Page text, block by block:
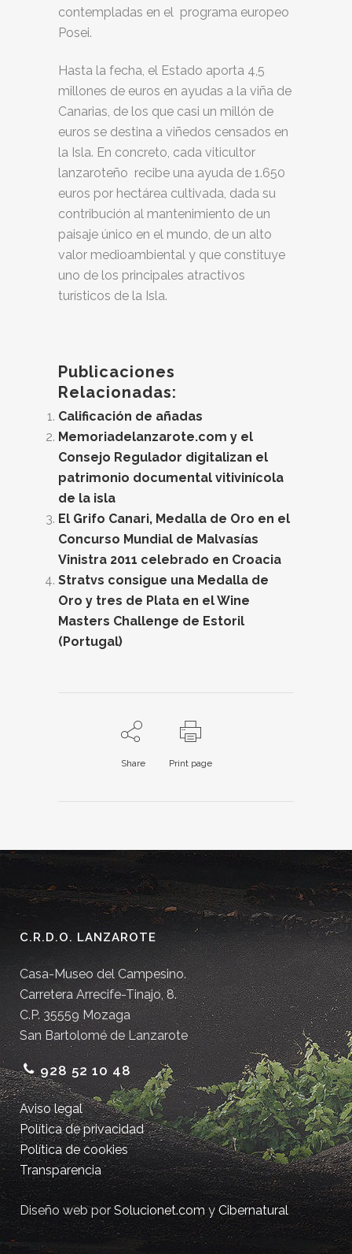
contempladas en el programa europeo
Posei.
Hasta la fecha, el Estado aporta 4,5
millones de euros en ayudas a la viña de
Canarias, de los que casi un millón de
euros se destina a viñedos censados en
la Isla. En concreto, cada viticultor
lanzaroteño recibe una ayuda de 1.650
euros por hectárea cultivada, dada su
contribución al mantenimiento de un
paisaje único en el mundo, de un alto
valor medioambiental y que constituye
uno de los principales atractivos
turísticos de la Isla.
Publicaciones
Relacionadas:
Calificación de añadas
Memoriadelanzarote.com y el
Consejo Regulador digitalizan el
patrimonio documental vitivinícola
de la isla
El Grifo Canari, Medalla de Oro en el
Concurso Mundial de Malvasías
Vinistra 2011 celebrado en Croacia
Stratvs consigue una Medalla de
Oro y tres de Plata en el Wine
Masters Challenge de Estoril
(Portugal)
Share Print page
C.R.D.O. LANZAROTE
Casa-Museo del Campesino.
Carretera Arrecife-Tinajo, 8.
C.P. 35559 Mozaga
San Bartolomé de Lanzarote
928 52 10 48
Aviso legal
Política de privacidad
Política de cookies
Transparencia
Diseño web porSolucionet.comyCibernatural